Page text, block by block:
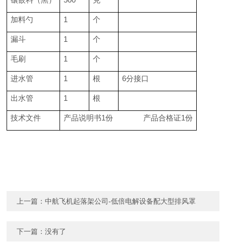
加料勺 1 个
漏斗 1 个
毛刷 1 个
进水管 1 根 6分接口
出水管 1 根
技术文件 产品说明书1份 产品合格证1份
上一篇：中航飞机起落架公司-低倍电解设备配大型排风罩
下一篇：没有了